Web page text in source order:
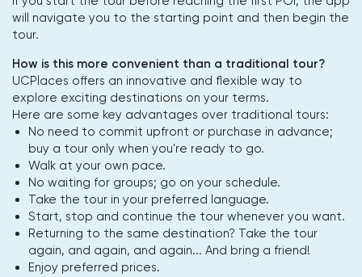
will navigate you to the starting point and then begin the
tour.
How is this more convenient than a traditional tour?
UCPlaces offers an innovative and flexible way to
explore exciting destinations on your terms.
Here are some key advantages over traditional tours:
No need to commit upfront or purchase in advance;
buy a tour only when you're ready to go.
Walk at your own pace.
No waiting for groups; go on your schedule.
Take the tour in your preferred language.
Start, stop and continue the tour whenever you want.
Returning to the same destination? Take the tour
again, and again, and again... And bring a friend!
Enjoy preferred prices.